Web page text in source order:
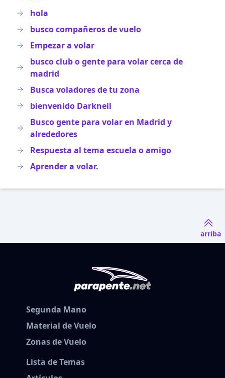
hola
busco compañeros de vuelo
Empezar a volar
busco club o gente para volar cerca de
madrid
Busca voladores de tu zona
bienvenido Darkneil
Busco gente para volar en Madrid y
alrededores
Respuesta al tema escuela o amigo
Aprender a volar.
arriba
Segunda Mano
Material de Vuelo
Zonas de Vuelo
Lista de Temas